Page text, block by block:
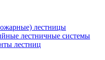
лестницы
лестничные системы
лестниц